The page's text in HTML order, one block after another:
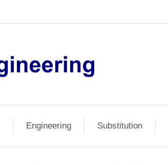
Engineering Substitution